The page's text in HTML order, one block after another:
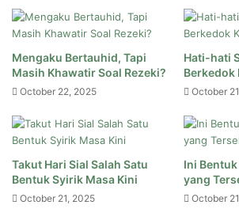
Mengaku Bertauhid, Tapi
Masih Khawatir Soal Rezeki?
October 22, 2025
Hati-hati
Berkedok
October
Takut Hari Sial Salah Satu
Bentuk Syirik Masa Kini
October 21, 2025
Ini
yang
October